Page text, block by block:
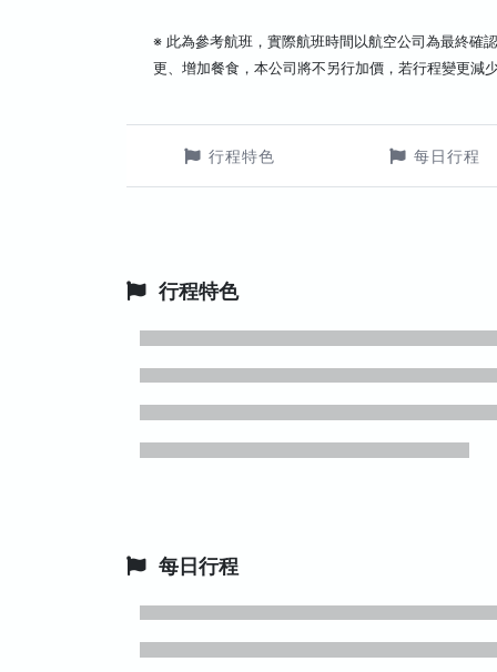
※ 此為參考航班，實際航班時間以航空公司為最終確
更、增加餐食，本公司將不另行加價，若行程變更減
行程特色 每日行程
行程特色
每日行程